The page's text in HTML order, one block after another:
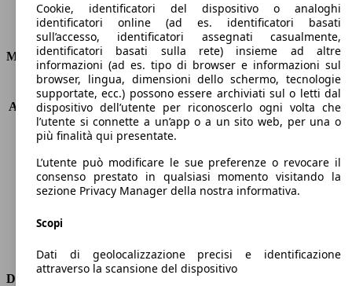
Consumi
Motore e Prestazioni
KW (PS)
110 kW (150 PS)
Accelerazione (0-100 km/h)
8.4s
Velocità massima (km/h)
220 km/h
Numero di marce
6
Coppia
380 nm
Cilindrata
2143 ccm
Carburante
Diesel
Trasmissione
Dimensioni
Cookie, identificatori del dispositivo o analoghi
identificatori online (ad es. identificatori basati
sull’accesso, identificatori assegnati casualmente,
identificatori basati sulla rete) insieme ad altre
informazioni (ad es. tipo di browser e informazioni sul
browser, lingua, dimensioni dello schermo, tecnologie
supportate, ecc.) possono essere archiviati sul o letti dal
dispositivo dell’utente per riconoscerlo ogni volta che
l’utente si connette a un’app o a un sito web, per una o
più finalità qui presentate.
L’utente può modificare le sue preferenze o revocare il
consenso prestato in qualsiasi momento visitando la
sezione Privacy Manager della nostra informativa.
Scopi
Dati di geolocalizzazione precisi e identificazione
attraverso la scansione del dispositivo